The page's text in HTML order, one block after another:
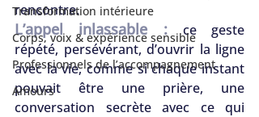
Transformation intérieure
Corps, voix & expérience sensible
Professionnels de l’accompagnement
Amours
rencontre.
L’appel inlassable :
ce geste
répété, persévérant, d’ouvrir la ligne
avec la vie, comme si chaque instant
pouvait être une prière, une
conversation secrète avec ce qui